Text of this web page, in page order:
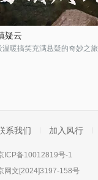
疑云
温暖搞笑充满悬疑的奇妙之旅
系我们 加入风行
ICP备10012819号-1
网文[2024]3197-158号